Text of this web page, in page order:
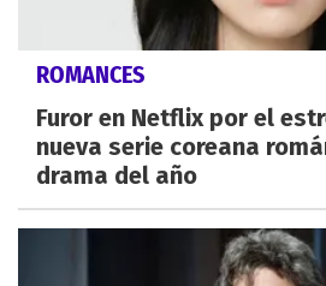
ROMANCES
Furor en Netflix por el
nueva serie coreana
drama del año